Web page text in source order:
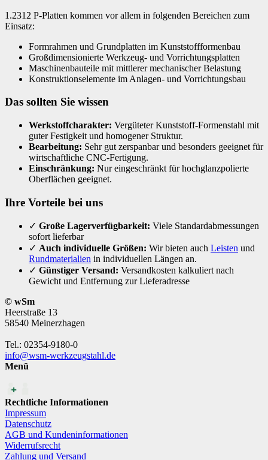
1.2312 P-Platten kommen vor allem in folgenden Bereichen zum
Einsatz:
Formrahmen und Grundplatten im Kunststoffformenbau
Großdimensionierte Werkzeug- und Vorrichtungsplatten
Maschinenbauteile mit mittlerer mechanischer Belastung
Konstruktionselemente im Anlagen- und Vorrichtungsbau
Das sollten Sie wissen
Werkstoffcharakter: Vergüteter Kunststoff-Formenstahl mit
guter Festigkeit und homogener Struktur.
Bearbeitung: Sehr gut zerspanbar und besonders geeignet für
wirtschaftliche CNC-Fertigung.
Einschränkung: Nur eingeschränkt für hochglanzpolierte
Oberflächen geeignet.
Ihre Vorteile bei uns
✓ Große Lagerverfügbarkeit: Viele Standardabmessungen
sofort lieferbar
✓ Auch individuelle Größen: Wir bieten auch Leisten und
Rundmaterialien in individuellen Längen an.
✓ Günstiger Versand: Versandkosten kalkuliert nach
Gewicht und Entfernung zur Lieferadresse
© wSm
Heerstraße 13
58540 Meinerzhagen
Tel.: 02354-9180-0
info@wsm-werkzeugstahl.de
Menü
Rechtliche Informationen
Impressum
Datenschutz
AGB und Kundeninformationen
Widerrufsrecht
Zahlung und Versand